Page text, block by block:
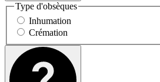
Type d'obsèques
Inhumation
Crémation